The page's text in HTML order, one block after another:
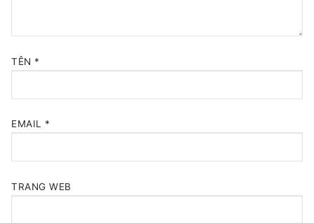
PRI VoIP Gateway TE200
LIÊN HỆ
TÊN *
EMAIL *
TRANG WEB